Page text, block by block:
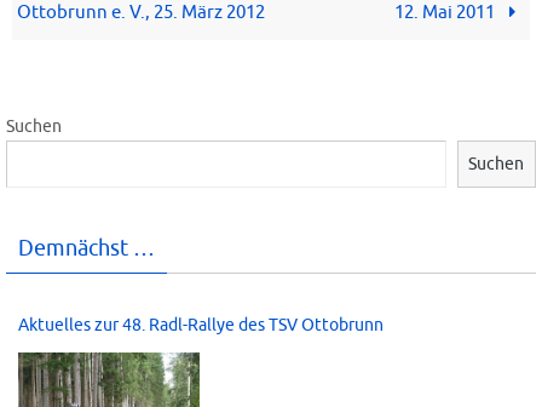
Ottobrunn e. V., 25. März 2012
12. Mai 2011
Suchen
Suchen
Demnächst …
Aktuelles zur 48. Radl-Rallye des TSV Ottobrunn